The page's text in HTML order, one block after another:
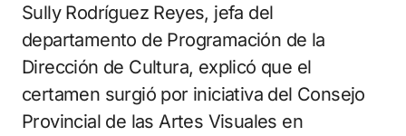
Sully Rodríguez Reyes, jefa del
departamento de Programación de la
Dirección de Cultura, explicó que el
certamen surgió por iniciativa del Consejo
Provincial de las Artes Visuales en